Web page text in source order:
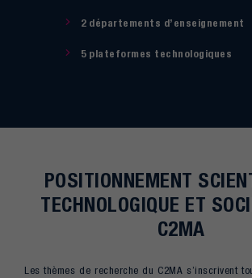
2 départements d’enseignement
5 plateformes technologiques
POSITIONNEMENT
TECHNOLOGIQUE ET
C2MA
Les thèmes de recherche du C2MA s’inscrivent